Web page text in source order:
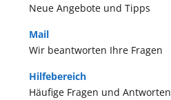
Neue Angebote und Tipps
Häufige Fragen und Antworten
Hilfebereich
Wir beantworten Ihre Fragen
Mail